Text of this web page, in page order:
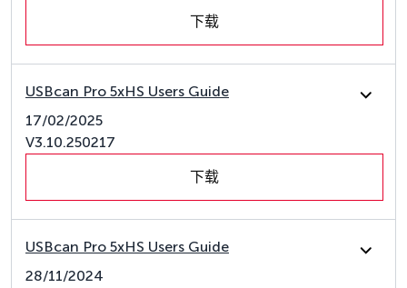
下载
USBcan Pro 5xHS Users Guide
17/02/2025
V3.10.250217
下载
USBcan Pro 5xHS Users Guide
28/11/2024